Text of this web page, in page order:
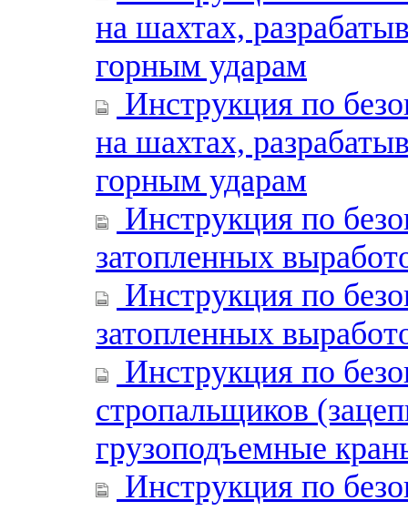
на шахтах,
горным ударам
Инструкция по
на шахтах,
горным ударам
Инструкция по
затопленных
Инструкция по
затопленных
Инструкция по
стропальщиков
грузоподъемные
Инструкция по